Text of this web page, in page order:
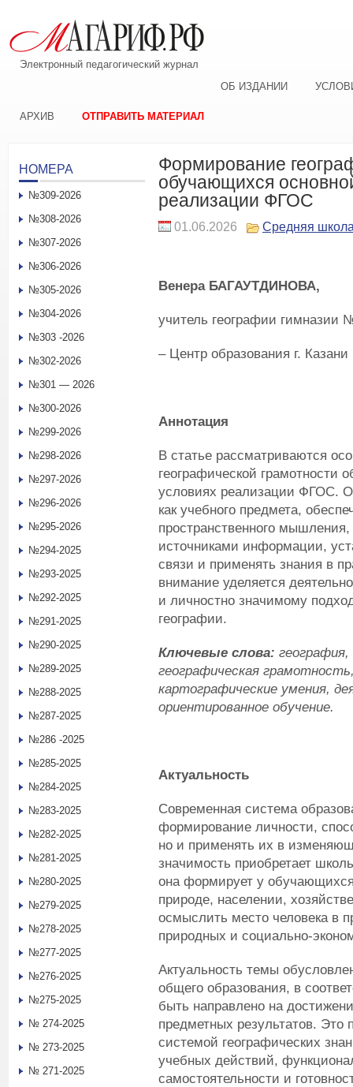
Электронный педагогический журнал
ОБ ИЗДАНИИ
АРХИВ ОТПРАВИТЬ МАТЕРИАЛ
Формирование
обучающихся
реализации ФГОС
01.06.2026 Средняя
Венера БАГАУТДИНОВА,
учитель географии гимназии
– Центр образования г. Казани
Аннотация
В статье рассматриваются
географической
условиях реализации ФГОС.
как учебного предмета,
пространственного
источниками информации,
связи и применять знания в
внимание уделяется
и личностно значимому
географии.
Ключевые слова:
географическая
картографические умения,
ориентированное обучение.
Актуальность
Современная система
формирование личности,
но и применять их в
значимость приобретает
она формирует у
природе, населении,
осмыслить место человека в
природных и социально-
Актуальность темы
общего образования, в
быть направлено на
предметных результатов. Это
системой географических
учебных действий,
самостоятельности и
НОМЕРА
№309-2026
№308-2026
№307-2026
№306-2026
№305-2026
№304-2026
№303 -2026
№302-2026
№301 — 2026
№300-2026
№299-2026
№298-2026
№297-2026
№296-2026
№295-2026
№294-2025
№293-2025
№292-2025
№291-2025
№290-2025
№289-2025
№288-2025
№287-2025
№286 -2025
№285-2025
№284-2025
№283-2025
№282-2025
№281-2025
№280-2025
№279-2025
№278-2025
№277-2025
№276-2025
№275-2025
№ 274-2025
№ 273-2025
№ 271-2025